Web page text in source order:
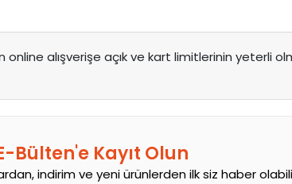
alışverişe açık ve kart limitlerinin yeterli
Bülten'e Kayıt Olun
indirim ve yeni ürünlerden ilk siz haber